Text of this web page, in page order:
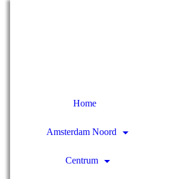
Home
Amsterdam Noord
Centrum